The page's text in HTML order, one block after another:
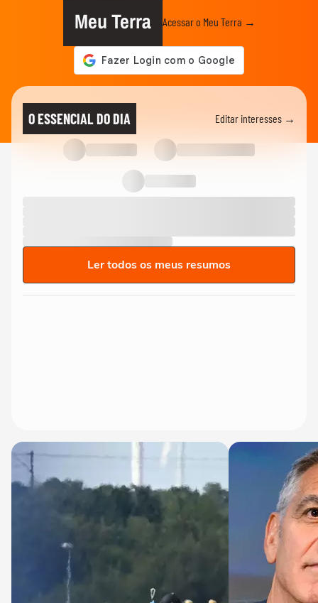
Meu Terra Acessar o Meu Terra →
O ESSENCIAL DO DIA Editar interesses →
Ler todos os meus resumos